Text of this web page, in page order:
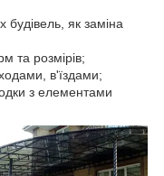
будівель, як заміна
та розмірів;
в'їздами;
з елементами